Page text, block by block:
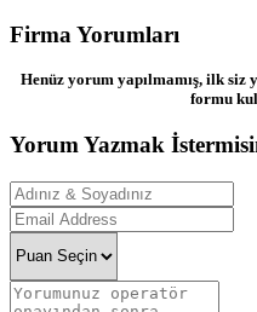
Firma Yorumları
Henüz yorum yapılmamış, ilk siz
formu
Yorum Yazmak